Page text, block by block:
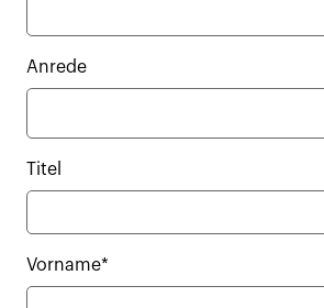
Anrede
Titel
Vorname*